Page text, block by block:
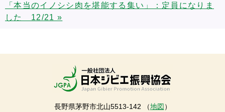
「本当のイノシシ肉を堪能する集い」：定員になりま
した 12/21 »
長野県茅野市北山5513-142 （地図 ）